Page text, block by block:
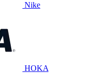
Nike
HOKA